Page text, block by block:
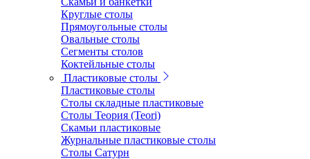
Круглые столы
Прямоугольные столы
Овальные столы
Сегменты столов
Коктейльные столы
Пластиковые столы
Пластиковые столы
Столы складные пластиковые
Столы Теория (Teori)
Скамьи пластиковые
Журнальные пластиковые столы
Столы Сатурн